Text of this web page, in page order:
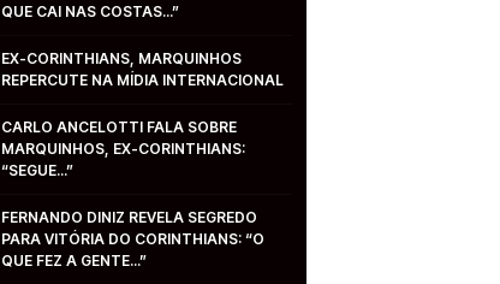
QUE CAI NAS COSTAS...”
EX-CORINTHIANS, MARQUINHOS
REPERCUTE NA MÍDIA INTERNACIONAL
CARLO ANCELOTTI FALA SOBRE
MARQUINHOS, EX-CORINTHIANS:
“SEGUE...”
FERNANDO DINIZ REVELA SEGREDO
PARA VITÓRIA DO CORINTHIANS: “O
QUE FEZ A GENTE...”